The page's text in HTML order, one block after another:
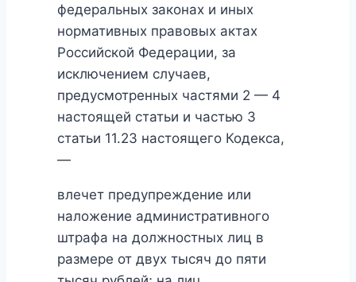
федеральных законах и иных
нормативных правовых актах
Российской Федерации, за
исключением случаев,
предусмотренных частями 2 — 4
настоящей статьи и частью 3
статьи 11.23 настоящего Кодекса,
—
влечет предупреждение или
наложение административного
штрафа на должностных лиц в
размере от двух тысяч до пяти